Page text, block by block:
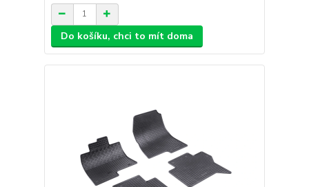
Do košíku, chci to mít doma